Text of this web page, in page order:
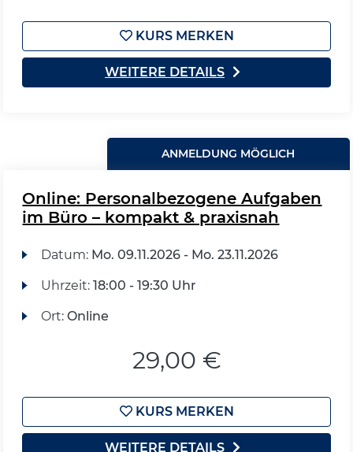
KURS MERKEN
WEITERE DETAILS
ANMELDUNG MÖGLICH
Online: Personalbezogene Aufgaben
im Büro – kompakt & praxisnah
Datum: Mo. 09.11.2026 - Mo. 23.11.2026
Uhrzeit: 18:00 - 19:30 Uhr
Ort: Online
29,00 €
KURS MERKEN
WEITERE DETAILS